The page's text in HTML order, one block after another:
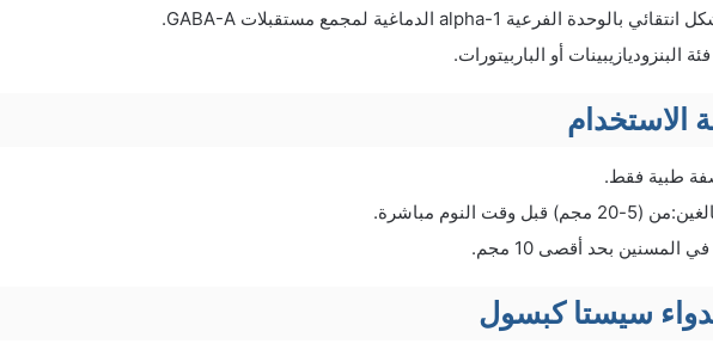
البنزوديازيبينات أو الباربيتورات.
الاستخدام
طبية فقط.
وقت النوم مباشرة.
بحد أقصى 10 مجم.
لدواء سيستا كبسول